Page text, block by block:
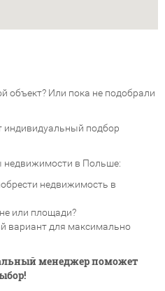
объект? Или пока не подобрали
индивидуальный подбор
в Польше:
недвижимость в
или площади?
вариант для максимально
менеджер поможет